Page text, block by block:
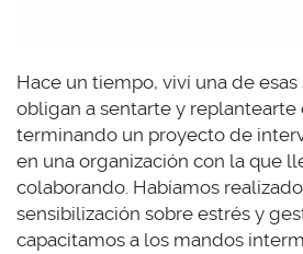
Hace un tiempo, viví una de
obligan a sentarte y replantearte
terminando un proyecto de
en una organización con la que
colaborando. Habíamos
sensibilización sobre estrés y
capacitamos a los mandos